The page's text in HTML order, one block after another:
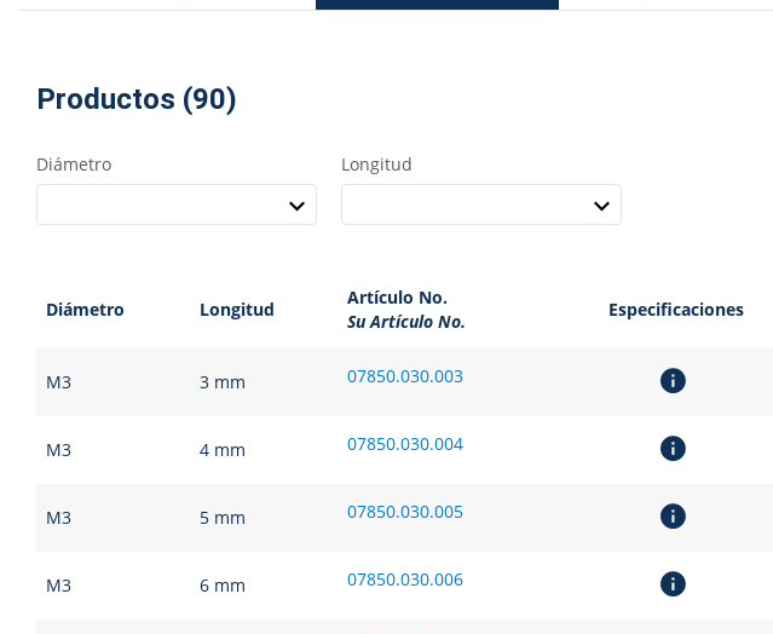
Productos (90)
Diámetro Longitud
Diámetro Longitud
Artículo No.
Su Artículo No.
Especificaciones
M3 3 mm 07850.030.003
M3 4 mm 07850.030.004
M3 5 mm 07850.030.005
M3 6 mm 07850.030.006